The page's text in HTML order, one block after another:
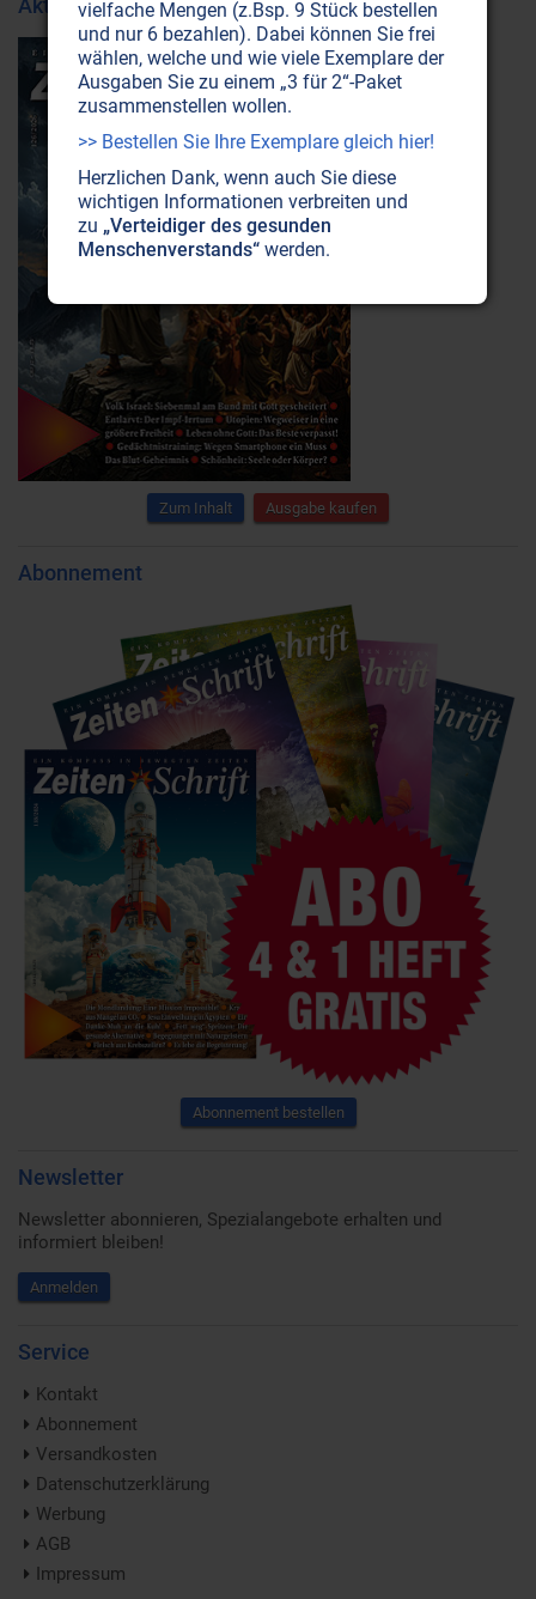
Aktuelle Ausgabe
Zum Inhalt Ausgabe kaufen
Abonnement
Abonnement bestellen
Newsletter
Newsletter abonnieren, Spezialangebote erhalten und
informiert bleiben!
Anmelden
Service
Kontakt
Abonnement
Versandkosten
Datenschutzerklärung
Werbung
AGB
Impressum
vielfache Mengen (z.Bsp. 9 Stück bestellen
und nur 6 bezahlen). Dabei können Sie frei
wählen, welche und wie viele Exemplare der
Ausgaben Sie zu einem „3 für 2“-Paket
zusammenstellen wollen.
>> Bestellen Sie Ihre Exemplare gleich hier!
Herzlichen Dank, wenn auch Sie diese
wichtigen Informationen verbreiten und
zu „Verteidiger des gesunden
Menschenverstands“ werden.